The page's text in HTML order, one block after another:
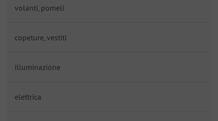
volanti, pomeli
copeture, vestiti
illuminazione
elettrica